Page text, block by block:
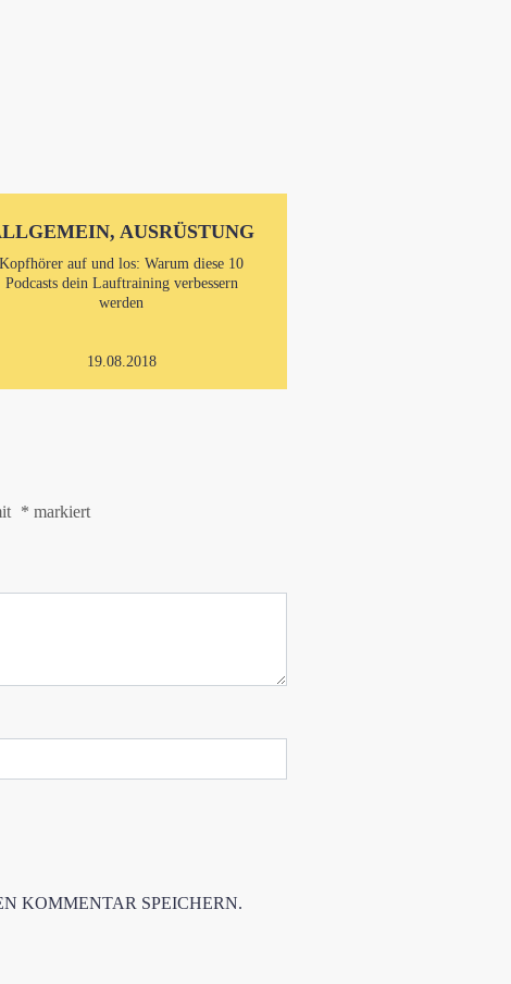
AUSRÜSTUNG
Kopfhörer auf und los: Warum diese 10
Podcasts dein Lauftraining verbessern
werden
19.08.2018
* markiert
KOMMENTAR SPEICHERN.